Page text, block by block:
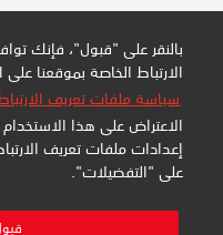
بالنقر على "قبول"، فإنك
الارتباط الخاصة بموقعنا
سياسة ملفات تعريف
الاعتراض على هذا
إعدادات ملفات تعريف
على "التفضيلات".
سياسة الخصوصية وملفات تعريف